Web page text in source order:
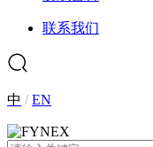
联系我们
中 /EN